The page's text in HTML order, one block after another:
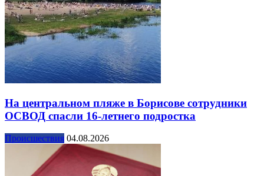
На центральном пляже в Борисове сотрудники
ОСВОД спасли 16-летнего подростка
Происшествия 04.08.2026